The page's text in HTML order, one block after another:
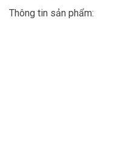
Thông tin sản phẩm: